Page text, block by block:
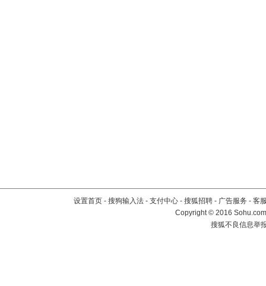
设置首页 - 搜狗输入法 - 支付中心 - 搜狐招聘 - 广告服务 - 客
Copyright©2016
搜狐不良信息举